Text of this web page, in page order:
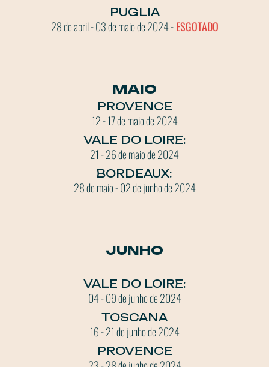
PUGLIA
28 de abril - 03 de maio de 2024 - ESGOTADO
MAIO
PROVENCE
12 - 17 de maio de 2024
VALE DO LOIRE:
21 - 26 de maio de 2024
BORDEAUX:
28 de maio - 02 de junho de 2024
JUNHO
VALE DO LOIRE:
04 - 09 de junho de 2024
TOSCANA
16 - 21 de junho de 2024
PROVENCE